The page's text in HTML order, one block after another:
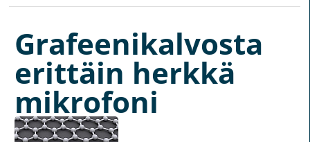
Grafeenikalvosta
erittäin herkkä
mikrofoni